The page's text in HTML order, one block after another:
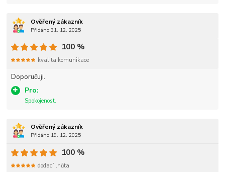
Ověřený zákazník
Přidáno 31. 12. 2025
Doporučuji.
Pro:
Spokojenost.
100 %
kvalita komunikace
Ověřený zákazník
Přidáno 19. 12. 2025
100 %
dodací lhůta